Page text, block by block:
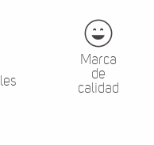
Marca
de
calidad